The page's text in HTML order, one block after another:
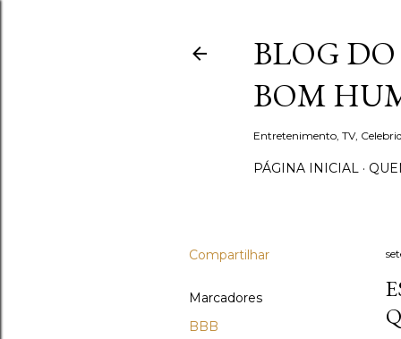
BLOG
BOM
Entretenimento, TV,
PÁGINA INICIAL
Compartilhar
Marcadores
BBB